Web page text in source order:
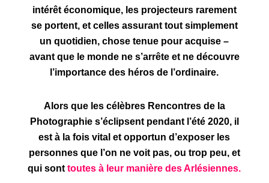
intérêt économique, les projecteurs rarement
se portent, et celles assurant tout simplement
un quotidien, chose tenue pour acquise –
avant que le monde ne s’arrête et ne découvre
l’importance des héros de l’ordinaire.
Alors que les célèbres Rencontres de la
Photographie s’éclipsent pendant l’été 2020, il
est à la fois vital et opportun d’exposer les
personnes que l’on ne voit pas, ou trop peu, et
qui sont toutes à leur manière des Arlésiennes.